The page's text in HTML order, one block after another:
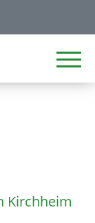
Kirchheim